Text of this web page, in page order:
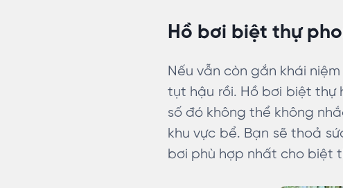
Hồ bơi biệt thự
Nếu vẫn còn gắn khái
tụt hậu rồi. Hồ bơi biệt thự
số đó không thể không
khu vực bể. Bạn sẽ thoả
bơi phù hợp nhất cho biệt